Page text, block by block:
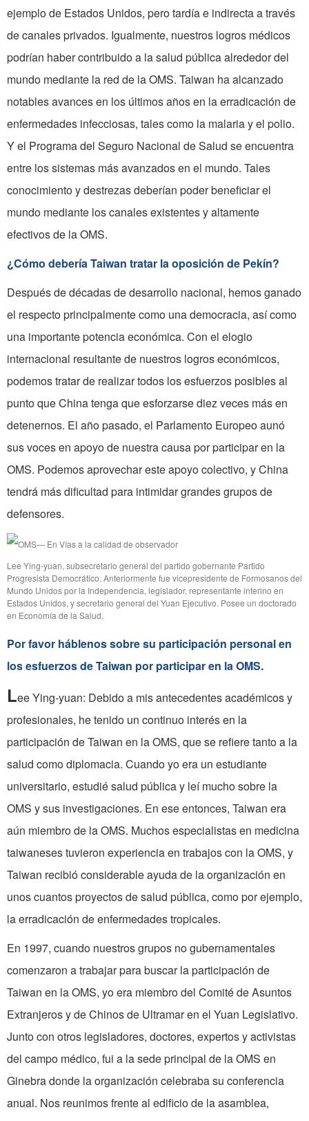
ejemplo de Estados Unidos, pero tardía e indirecta a través
de canales privados. Igualmente, nuestros logros médicos
podrían haber contribuido a la salud pública alrededor del
mundo mediante la red de la OMS. Taiwan ha alcanzado
notables avances en los últimos años en la erradicación de
enfermedades infecciosas, tales como la malaria y el polio.
Y el Programa del Seguro Nacional de Salud se encuentra
entre los sistemas más avanzados en el mundo. Tales
conocimiento y destrezas deberían poder beneficiar el
mundo mediante los canales existentes y altamente
efectivos de la OMS.
¿Cómo debería Taiwan tratar la oposición de Pekín?
Después de décadas de desarrollo nacional, hemos ganado
el respecto principalmente como una democracia, así como
una importante potencia económica. Con el elogio
internacional resultante de nuestros logros económicos,
podemos tratar de realizar todos los esfuerzos posibles al
punto que China tenga que esforzarse diez veces más en
detenernos. El año pasado, el Parlamento Europeo aunó
sus voces en apoyo de nuestra causa por participar en la
OMS. Podemos aprovechar este apoyo colectivo, y China
tendrá más dificultad para intimidar grandes grupos de
defensores.
Lee Ying-yuan, subsecretario general del partido gobernante Partido
Progresista Democrático. Anteriormente fue vicepresidente de Formosanos del
Mundo Unidos por la Independencia, legislador, representante interino en
Estados Unidos, y secretario general del Yuan Ejecutivo. Posee un doctorado
en Economía de la Salud.
Por favor háblenos sobre su participación personal en
los esfuerzos de Taiwan por participar en la OMS.
Lee Ying-yuan: Debido a mis antecedentes académicos y
profesionales, he tenido un continuo interés en la
participación de Taiwan en la OMS, que se refiere tanto a la
salud como diplomacia. Cuando yo era un estudiante
universitario, estudié salud pública y leí mucho sobre la
OMS y sus investigaciones. En ese entonces, Taiwan era
aún miembro de la OMS. Muchos especialistas en medicina
taiwaneses tuvieron experiencia en trabajos con la OMS, y
Taiwan recibió considerable ayuda de la organización en
unos cuantos proyectos de salud pública, como por ejemplo,
la erradicación de enfermedades tropicales.
En 1997, cuando nuestros grupos no gubernamentales
comenzaron a trabajar para buscar la participación de
Taiwan en la OMS, yo era miembro del Comité de Asuntos
Extranjeros y de Chinos de Ultramar en el Yuan Legislativo.
Junto con otros legisladores, doctores, expertos y activistas
del campo médico, fui a la sede principal de la OMS en
Ginebra donde la organización celebraba su conferencia
anual. Nos reunimos frente al edificio de la asamblea,